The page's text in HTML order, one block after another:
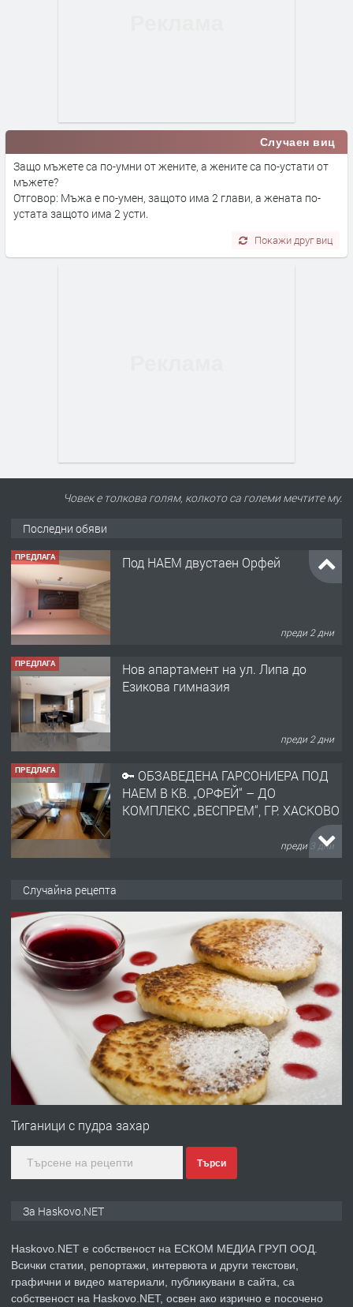
Случаен виц
Защо мъжете са по-умни от жените, а жените са по-устати от
мъжете?
Отговор: Мъжа е по-умен, защото има 2 глави, а жената по-
устата защото има 2 усти.
Покажи друг виц
Човек е толкова голям, колкото са големи мечтите му.
Последни обяви
ПРЕДЛАГА Под НАЕМ двустаен Орфей
преди 2 дни
ПРЕДЛАГА
Нов апартамент на ул. Липа до
Езикова гимназия
преди 2 дни
ПРЕДЛАГА
🔑 ОБЗАВЕДЕНА ГАРСОНИЕРА ПОД
НАЕМ В КВ. „ОРФЕЙ“ – ДО
КОМПЛЕКС „ВЕСПРЕМ“, ГР. ХАСКОВО
преди 3 дни
АПАРТАМЕНТ В ЦЕНТЪРА НА ГР.
ХАСКОВО
преди 4 дни
ПРЕДЛАГА Давам гараж под наем
преди 4 дни
ПРЕДЛАГА
№4120 Магазин/Офис под наем в кв.
градската градина!
преди 5 дни
ПРЕДЛАГА
Случайна рецепта
Тиганици с пудра захар
Търси
За Haskovo.NET
Haskovo.NET е собственост на ЕСКОМ МЕДИА ГРУП ООД.
Всички статии, репортажи, интервюта и други текстови,
графични и видео материали, публикувани в сайта, са
собственост на Haskovo.NET, освен ако изрично е посочено